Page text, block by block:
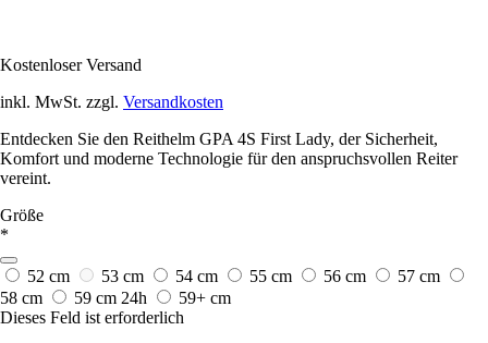
Kostenloser Versand
inkl. MwSt. zzgl. Versandkosten
Entdecken Sie den Reithelm GPA 4S First Lady, der Sicherheit,
Komfort und moderne Technologie für den anspruchsvollen Reiter
vereint.
Größe
*
52 cm 53 cm 54 cm 55 cm 56 cm
57 cm
58 cm
59 cm 24h
59+ cm
Dieses Feld ist erforderlich